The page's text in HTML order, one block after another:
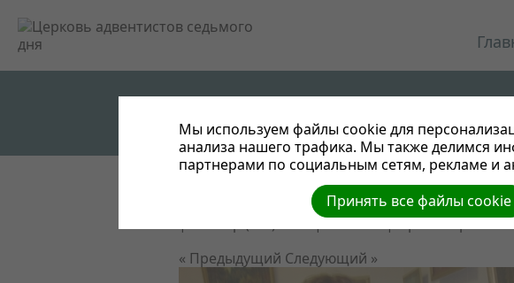
Выставка здоровья "Центр ремесел" (Полоцк)|
| Размер (МБ): 0.17 |Скачать| Просмотров: 0
« Предыдущий Следующий »
Мы используем файлы cookie для
анализа нашего трафика. Мы также делимся
партнерами по социальным сетям, рекламе и
Принять все файлы cookie